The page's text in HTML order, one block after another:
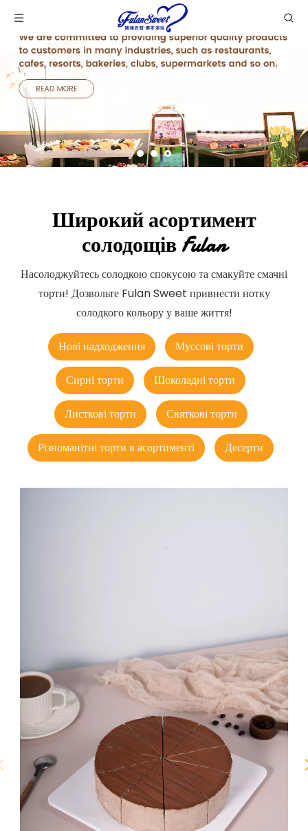
Широкий асортимент
солодощів Fulan
Насолоджуйтесь солодкою спокусою та смакуйте смачні
торти! Дозвольте Fulan Sweet привнести нотку
солодкого кольору у ваше життя!
Нові надходження Муссові торти
Сирні торти Шоколадні торти
Листкові торти Святкові торти
Різноманітні торти в асортименті Десерти